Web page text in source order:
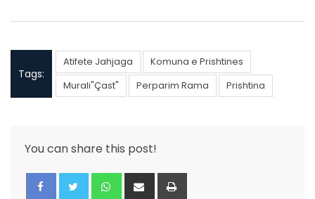
Tags:
Atifete Jahjaga
Komuna e Prishtines
Murali"Çast"
Perparim Rama Prishtina
You can share this post!
Whatsapp
Share